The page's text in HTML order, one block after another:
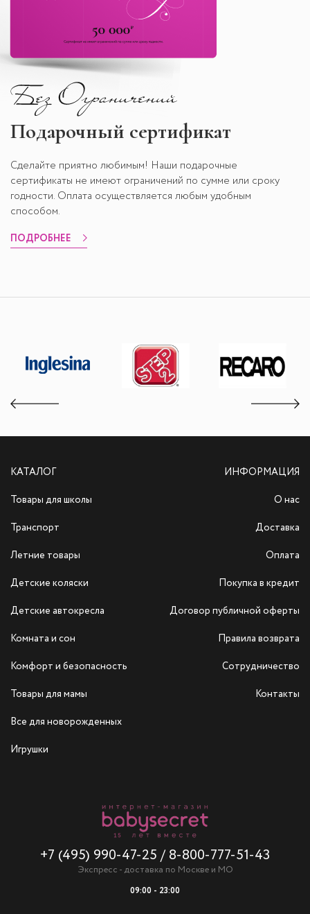
Подарочный сертификат
Сделайте приятно любимым! Наши подарочные
сертификаты не имеют ограничений по сумме или сроку
годности. Оплата осуществляется любым удобным
способом.
ПОДРОБНЕЕ
КАТАЛОГ
Товары для школы
Транспорт
Летние товары
Детские коляски
Детские автокресла
Комната и сон
Комфорт и безопасность
Товары для мамы
Все для новорожденных
Игрушки
+7 (495) 990-47-25 / 8-800-777-51-43
Экспресс - доставка по Москве и МО
09:00 - 23:00
ИНФОРМАЦИЯ
О нас
Доставка
Оплата
Покупка в кредит
Договор публичной оферты
Правила возврата
Сотрудничество
Контакты